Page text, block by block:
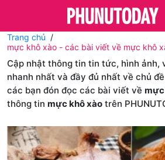
Trang chủ
mực khô xào - các bài viết về mực khô
Cập nhật thông tin tin tức, hình ảnh,
nhanh nhất và đầy đủ nhất về chủ đề
các bạn đón đọc các bài viết về mực
thông tin mực khô xào trên